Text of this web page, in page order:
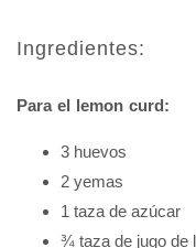
Ingredientes:
Para el lemon curd:
3 huevos
2 yemas
1 taza de azúcar
¾ taza de jugo de